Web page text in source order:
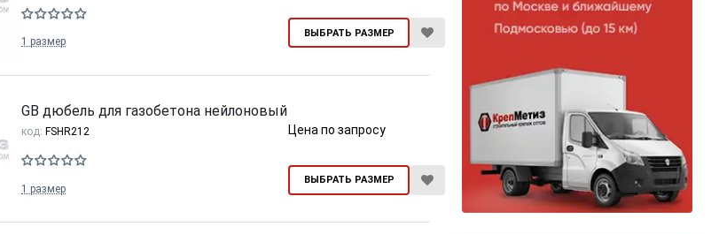
1 размер
ВЫБРАТЬ РАЗМЕР
GB дюбель для газобетона нейлоновый
код: FSHR212
1 размер
ВЫБРАТЬ РАЗМЕР
Цена по запросу